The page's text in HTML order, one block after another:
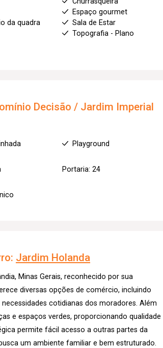
Espaço gourmet
da quadra
Sala de Estar
Topografia - Plano
Decisão / Jardim Imperial
Playground
Portaria: 24
Jardim Holanda
Minas Gerais, reconhecido por sua
diversas opções de comércio, incluindo
cotidianas dos moradores. Além
e espaços verdes, proporcionando qualidade
permite fácil acesso a outras partes da
um ambiente familiar e bem estruturado.